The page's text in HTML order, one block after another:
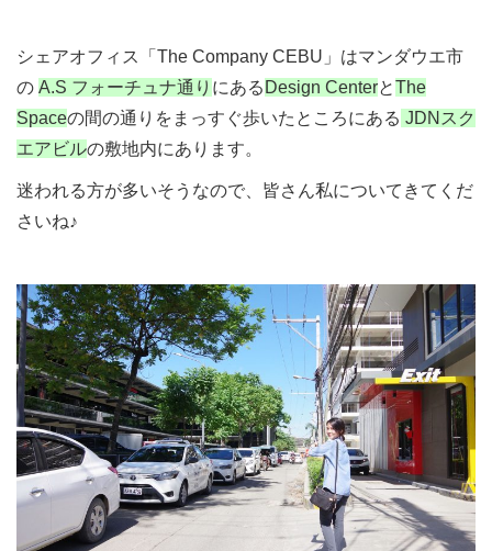
シェアオフィス「The Company CEBU」はマンダウエ市
の A.S フォーチュナ通り にある Design CenterとThe
Spaceの間の通りをまっすぐ歩いたところにある JDNスク
エアビルの敷地内にあります。
迷われる方が多いそうなので、皆さん私についてきてくだ
さいね♪